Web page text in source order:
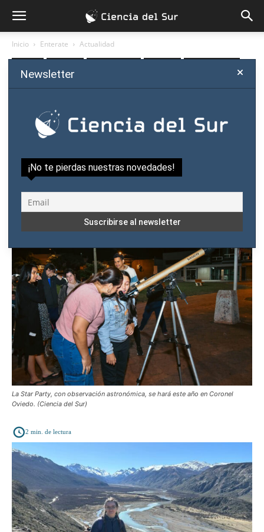
Inicio Enterate Actualidad
¡Inscribite gratis al IV Festival
Internacional de la Ciencia
del Paraguay!
La Star Party, con observación astronómica, se hará este año en Coronel
Oviedo. (Ciencia del Sur)
2 min. de lectura
Newsletter
¡No te pierdas nuestras novedades!